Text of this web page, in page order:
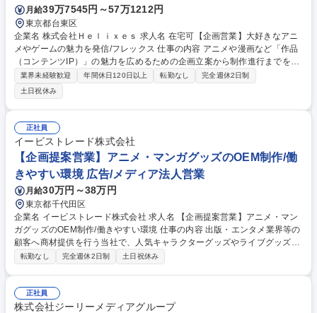
月給39万7545円～57万1212円
東京都台東区
企業名 株式会社Ｈｅｌｉｘｅｓ 求人名 在宅可【企画営業】大好きなアニ
メやゲームの魅力を発信/フレックス 仕事の内容 アニメや漫画など「作品
（コンテンツIP）」の魅力を広めるための企画立案から制作進行までを一
貫してお任せします。顧客の根本的な課題を解決すべく、表現の力を駆使
したクリエイティブ制作を推進します。 ■顧客課題の抽出：「新しいファ
ンを増やしたい」等の相談から本質的な悩みをヒアリング■企画戦略の立
案：例「多くの方に愛される有名作品のリブランディングなどファンの熱
を高めるだけでなく新規ファン獲得にも繋げる」企画を上流から提案■プ
ロジェクトマネジメント：社内にクリエイティブグループをもち、プロジ
ェクト全体の進行や予算、品質を管理■完成/納品：出来上がったクリエイ
ティブを世に発信し、課題解決を実現 募集職種 在宅可【企画営業】大好
きなアニメやゲームの魅力を発信/フレックス
業界未経験歓迎 年間休日120日以上 転勤なし
完全週休2日制
土日祝休み
正社員
イービストレード株式会社
【企画提案営業】アニメ・マンガグッズのOEM制作/働
きやすい環境 広告/メディア法人営業
月給30万円～38万円
東京都千代田区
企業名 イービストレード株式会社 求人名 【企画提案営業】アニメ・マン
ガグッズのOEM制作/働きやすい環境 仕事の内容 出版・エンタメ業界等の
顧客へ商材提供を行う当社で、人気キャラクターグッズやライブグッズの
企画提案営業をお任せいたします。アニメやマンガの魅力を形にし、ファ
案。新規開拓、既存顧客への深耕となります。■顧客ニーズのヒアリン
グ、見積作成、プレゼン。■製造工場の選定、国内外（主にアジア）工場
転勤なし 完全週休2日制 土日祝休み
正社員
株式会社ジーリーメディアグループ